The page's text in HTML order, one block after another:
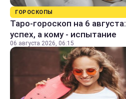
ГОРОСКОПЫ
Таро-гороскоп на 6
успех, а кому - испытание
06 августа 2026, 06:15